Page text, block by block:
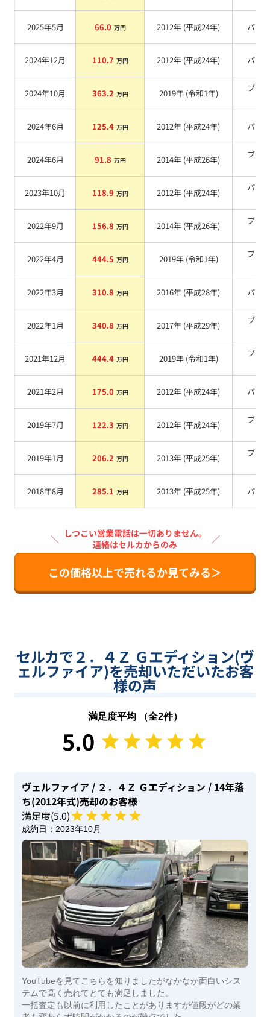
2025年5月 66.0 万円 2012年 (平成24年) パール
2024年12月 110.7 万円 2012年 (平成24年) パール
2024年10月 363.2 万円 2019年 (令和1年)
ブラ
2024年6月 125.4 万円 2012年 (平成24年) パール
2024年6月 91.8 万円 2014年 (平成26年)
ブラ
2023年10月 118.9 万円 2012年 (平成24年)
パー
2022年9月 156.8 万円 2014年 (平成26年)
ブラ
2022年4月 444.5 万円 2019年 (令和1年)
ブラ
2022年3月 310.8 万円 2016年 (平成28年) パール
2022年1月 340.8 万円 2017年 (平成29年)
ブラ
2021年12月 444.4 万円 2019年 (令和1年)
ブラ
2021年2月 175.0 万円 2012年 (平成24年) パール
2019年7月 122.3 万円 2012年 (平成24年)
ブラ
2019年1月 206.2 万円 2013年 (平成25年)
ブラ
2018年8月 285.1 万円 2013年 (平成25年) パール
＼ しつこい営業電話は一切ありません。
連絡はセルカからのみ
／
この価格以上で売れるか見てみる＞
セルカで２．４Ｚ Ｇエディション(ヴ
ェルファイア)を売却いただいたお客
様の声
満足度平均 （全2件）
5.0
ヴェルファイア / ２．４Ｚ Ｇエディション / 14年落
ち(2012年式)売却のお客様
満足度(5.0)
成約日： 2023年10月
YouTubeを見てこちらを知りましたがなかなか面白いシス
テムで高く売れてとても満足しました。
一括査定も以前に利用したことがありますが値段がどの業